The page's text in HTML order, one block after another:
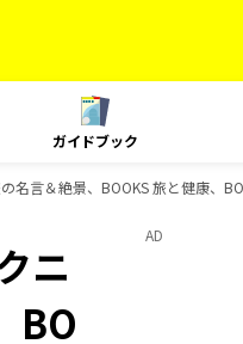
ガイドブック
言＆絶景、BOOKS 旅と健康、
ニ
BO
AD